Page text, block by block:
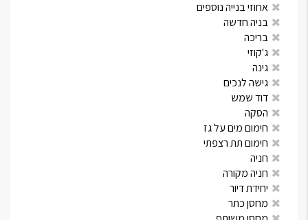
אחוזי בנייה נוספים
בניה חדשה
בריכה
ג'קוזי
גינה
גישה לנכים
דוד שמש
הסקה
חימום מים על גז
חימום תת רצפתי
חניה
חניה מקורה
יחידת דיור
מחסן כתר